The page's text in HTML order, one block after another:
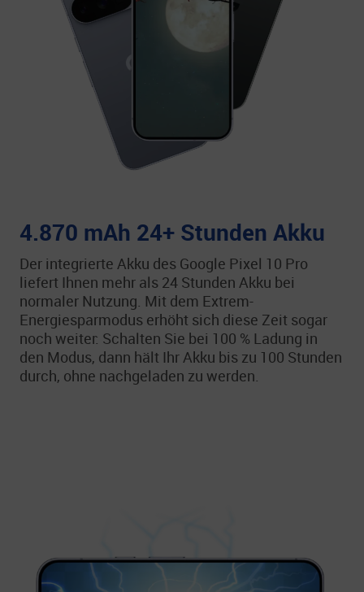
4.870 mAh 24+ Stunden Akku
Der integrierte Akku des Google Pixel 10 Pro
liefert Ihnen mehr als 24 Stunden Akku bei
normaler Nutzung. Mit dem Extrem-
Energiesparmodus erhöht sich diese Zeit sogar
noch weiter: Schalten Sie bei 100 % Ladung in
den Modus, dann hält Ihr Akku bis zu 100 Stunden
durch, ohne nachgeladen zu werden.